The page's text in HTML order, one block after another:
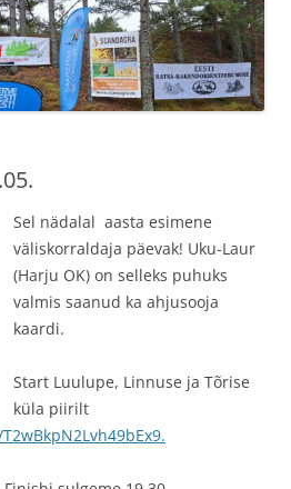
Sel nädalal aasta esimene
väliskorraldaja päevak! Uku-Laur
(Harju OK) on selleks puhuks
valmis saanud ka ahjusooja
kaardi.
Start Luulupe, Linnuse ja Tõrise
küla piirilt